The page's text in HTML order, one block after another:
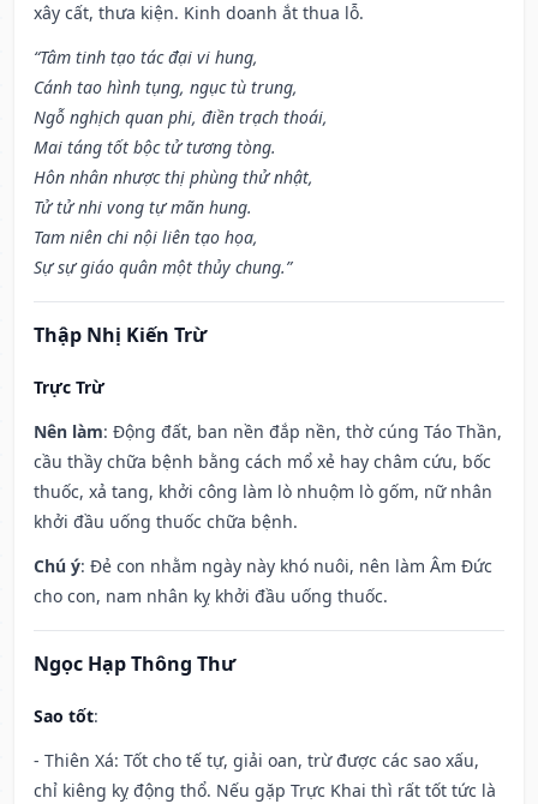
xây cất, thưa kiện. Kinh doanh ắt thua lỗ.
“Tâm tinh tạo tác đại vi hung,
Cánh tao hình tụng, ngục tù trung,
Ngỗ nghịch quan phi, điền trạch thoái,
Mai táng tốt bộc tử tương tòng.
Hôn nhân nhược thị phùng thử nhật,
Tử tử nhi vong tự mãn hung.
Tam niên chi nội liên tạo họa,
Sự sự giáo quân một thủy chung.”
Thập Nhị Kiến Trừ
Trực Trừ
Nên làm: Động đất, ban nền đắp nền, thờ cúng Táo Thần,
cầu thầy chữa bệnh bằng cách mổ xẻ hay châm cứu, bốc
thuốc, xả tang, khởi công làm lò nhuộm lò gốm, nữ nhân
khởi đầu uống thuốc chữa bệnh.
Chú ý: Đẻ con nhằm ngày này khó nuôi, nên làm Âm Đức
cho con, nam nhân kỵ khởi đầu uống thuốc.
Ngọc Hạp Thông Thư
Sao tốt:
- Thiên Xá: Tốt cho tế tự, giải oan, trừ được các sao xấu,
chỉ kiêng kỵ động thổ. Nếu gặp Trực Khai thì rất tốt tức là